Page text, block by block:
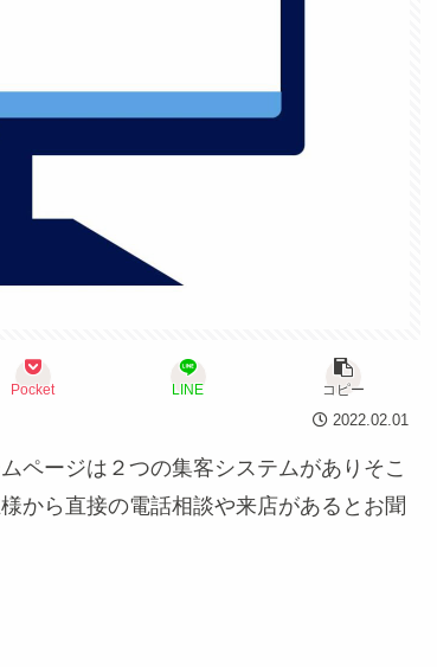
Pocket LINE
コピー
2022.02.01
ページは２つの集客システムがありそこ
から直接の電話相談や来店があるとお聞